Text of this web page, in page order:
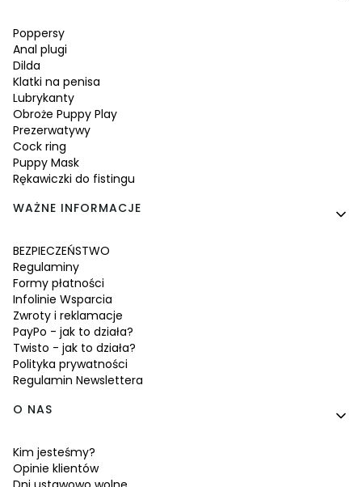
Poppersy
Anal plugi
Dilda
Klatki na penisa
Lubrykanty
Obroże Puppy Play
Prezerwatywy
Cock ring
Puppy Mask
Rękawiczki do fistingu
WAŻNE INFORMACJE
BEZPIECZEŃSTWO
Regulaminy
Formy płatności
Infolinie Wsparcia
Zwroty i reklamacje
PayPo - jak to działa?
Twisto - jak to działa?
Polityka prywatności
Regulamin Newslettera
O NAS
Kim jesteśmy?
Opinie klientów